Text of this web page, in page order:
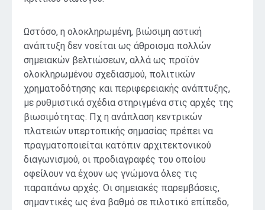
Ωστόσο, η ολοκληρωμένη, βιώσιμη αστική
ανάπτυξη δεν νοείται ως άθροισμα πολλών
σημειακών βελτιώσεων, αλλά ως προϊόν
ολοκληρωμένου σχεδιασμού, πολιτικών
χρηματοδότησης και περιφερειακής ανάπτυξης,
με ρυθμιστικά σχέδια στηριγμένα στις αρχές της
βιωσιμότητας. Πχ η ανάπλαση κεντρικών
πλατειών υπερτοπικής σημασίας πρέπει να
πραγματοποιείται κατόπιν αρχιτεκτονικού
διαγωνισμού, οι προδιαγραφές του οποίου
οφείλουν να έχουν ως γνώμονα όλες τις
παραπάνω αρχές. Οι σημειακές παρεμβάσεις,
σημαντικές ως ένα βαθμό σε πιλοτικό επίπεδο,